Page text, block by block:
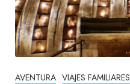
AVENTURA VIAJES FAMILIARES